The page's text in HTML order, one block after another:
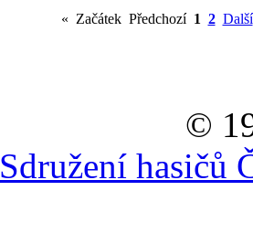
« Začátek Předchozí 1 2 Další
©
Sdružení hasičů